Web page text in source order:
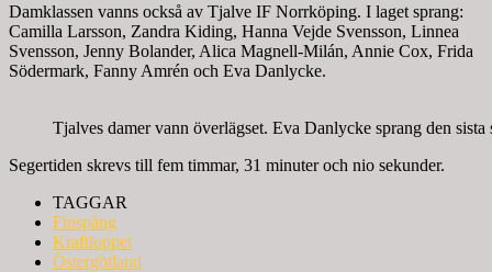
Damklassen vanns också av Tjalve IF Norrköping. I laget sprang:
Camilla Larsson, Zandra Kiding, Hanna Vejde Svensson, Linnea
Svensson, Jenny Bolander, Alica Magnell-Milán, Annie Cox, Frida
Södermark, Fanny Amrén och Eva Danlycke.
Tjalves damer vann överlägset. Eva Danlycke sprang den
Segertiden skrevs till fem timmar, 31 minuter och nio sekunder.
TAGGAR
Finspång
Kraftloppet
Östergötland